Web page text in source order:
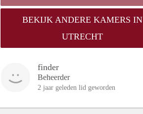
BEKIJK ANDERE KAMERS IN
UTRECHT
finder
Beheerder
2 jaar geleden lid geworden